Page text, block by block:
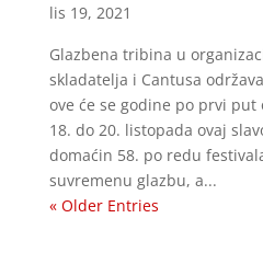
lis 19, 2021
Glazbena tribina u
skladatelja i Cantusa
ove će se godine po prvi
18. do 20. listopada ovaj
domaćin 58. po redu
suvremenu glazbu, a...
« Older Entries